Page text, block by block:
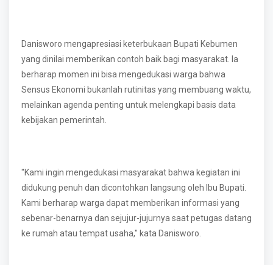
Danisworo mengapresiasi keterbukaan Bupati Kebumen
yang dinilai memberikan contoh baik bagi masyarakat. Ia
berharap momen ini bisa mengedukasi warga bahwa
Sensus Ekonomi bukanlah rutinitas yang membuang waktu,
melainkan agenda penting untuk melengkapi basis data
kebijakan pemerintah.
"Kami ingin mengedukasi masyarakat bahwa kegiatan ini
didukung penuh dan dicontohkan langsung oleh Ibu Bupati.
Kami berharap warga dapat memberikan informasi yang
sebenar-benarnya dan sejujur-jujurnya saat petugas datang
ke rumah atau tempat usaha," kata Danisworo.